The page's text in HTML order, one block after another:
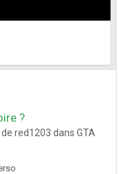
?
red1203 dans GTA